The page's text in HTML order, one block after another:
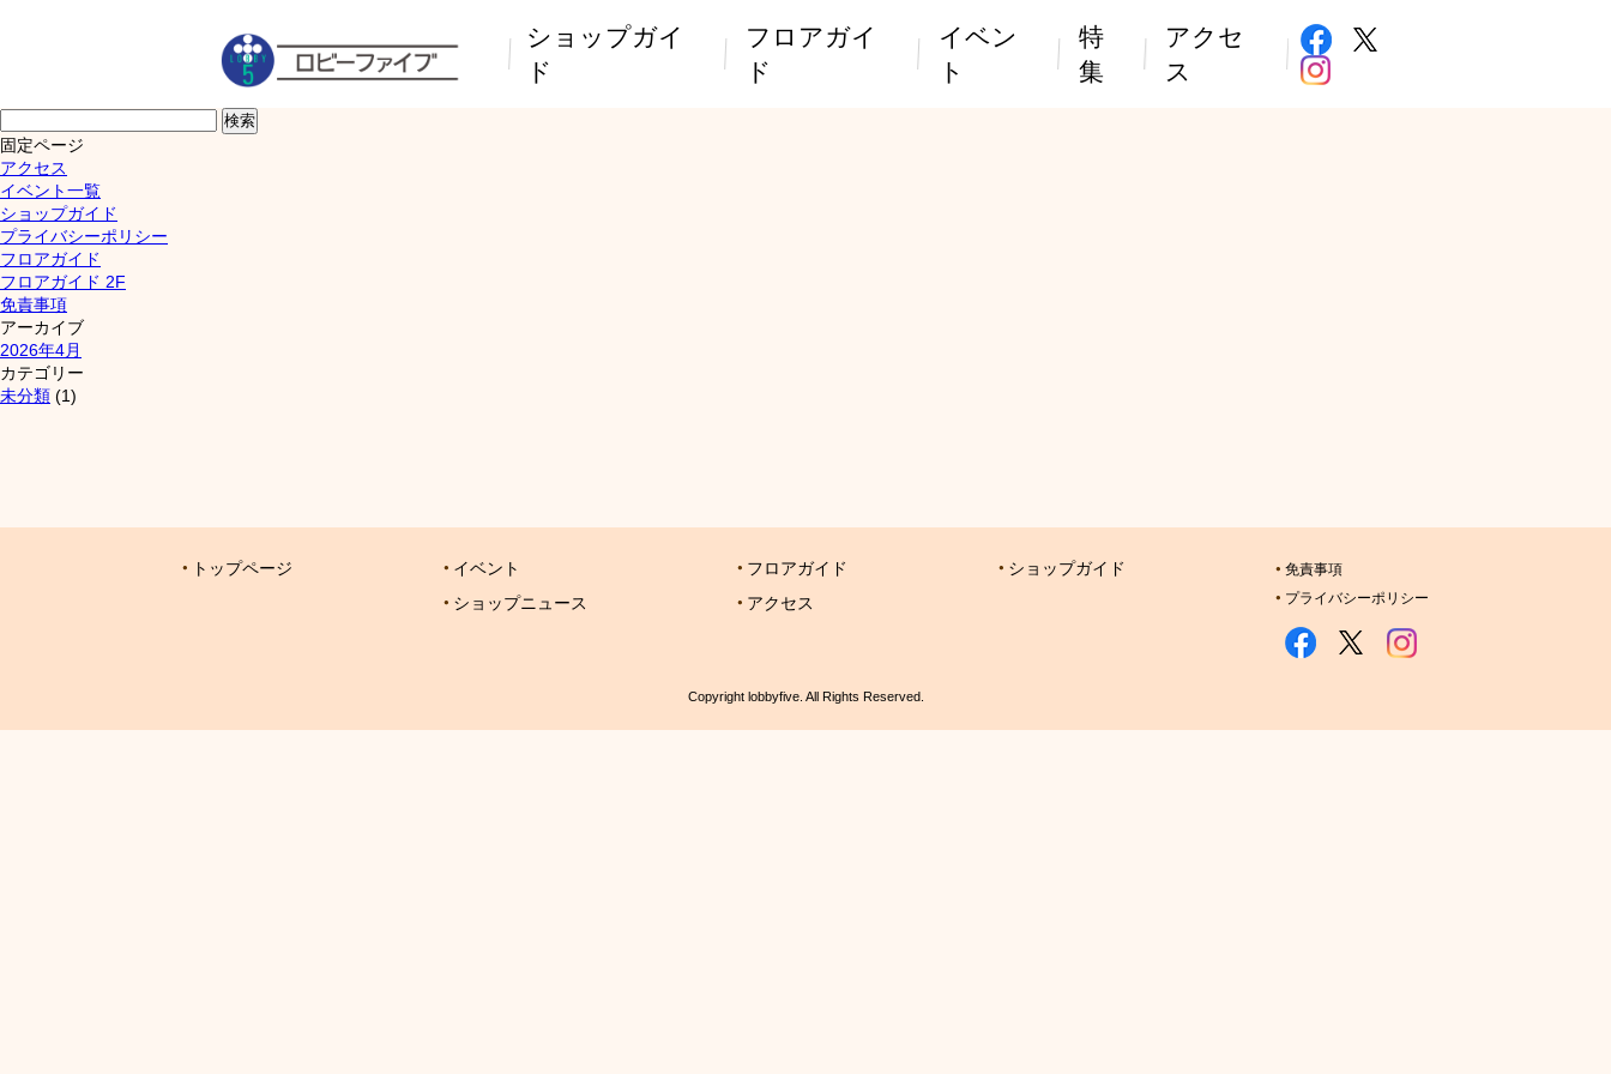
ショップガイ
ド
フロアガイ
ド
イベン
ト
特
集
アクセ
ス
索:
固定ページ
アクセス
イベント一覧
ショップガイド
プライバシーポリシー
フロアガイド
フロアガイド 2F
免責事項
アーカイブ
2026年4月
カテゴリー
未分類 (1)
トップページ
イベント
ショップニュース
フロアガイド
アクセス
ショップガイド
免責事項
プライバシーポリシー
Copyright lobbyfive. All Rights Reserved.